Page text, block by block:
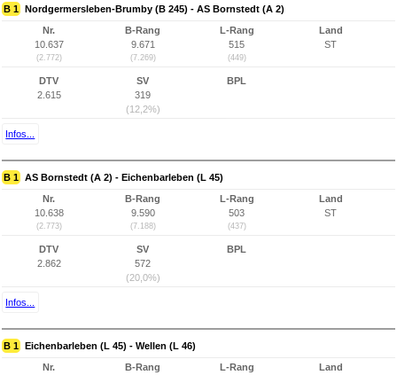
B 1 Nordgermersleben-Brumby (B 245) - AS Bornstedt (A 2)
Nr.
10.637
(2.772)
B-Rang
9.671
(7.269)
L-Rang
515
(449)
Land
ST
DTV
2.615
SV
319
(12,2%)
BPL
Infos...
B 1 AS Bornstedt (A 2) - Eichenbarleben (L 45)
Nr.
10.638
(2.773)
B-Rang
9.590
(7.188)
L-Rang
503
(437)
Land
ST
DTV
2.862
SV
572
(20,0%)
BPL
Infos...
B 1 Eichenbarleben (L 45) - Wellen (L 46)
Nr.
B-Rang
L-Rang
Land